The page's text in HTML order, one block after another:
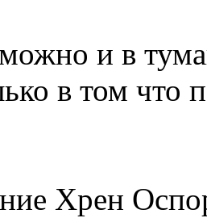
и в
в том что
Хрен